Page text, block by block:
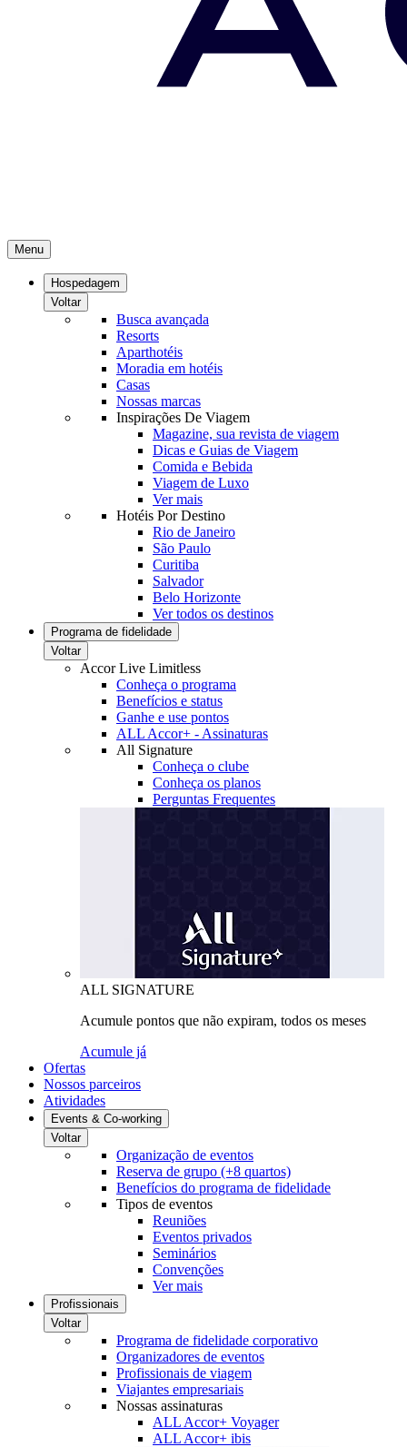
Menu
Hospedagem
Voltar
Busca avançada
Resorts
Aparthotéis
Moradia em hotéis
Casas
Nossas marcas
Inspirações De Viagem
Magazine, sua revista de viagem
Dicas e Guias de Viagem
Comida e Bebida
Viagem de Luxo
Ver mais
Hotéis Por Destino
Rio de Janeiro
São Paulo
Curitiba
Salvador
Belo Horizonte
Ver todos os destinos
Programa de fidelidade
Voltar
Accor Live Limitless
Conheça o programa
Benefícios e status
Ganhe e use pontos
ALL Accor+ - Assinaturas
All Signature
Conheça o clube
Conheça os planos
Perguntas Frequentes
ALL SIGNATURE
Acumule pontos que não expiram, todos os meses
Acumule já
Ofertas
Nossos parceiros
Atividades
Events & Co-working
Voltar
Organização de eventos
Reserva de grupo (+8 quartos)
Benefícios do programa de fidelidade
Tipos de eventos
Reuniões
Eventos privados
Seminários
Convenções
Ver mais
Profissionais
Voltar
Programa de fidelidade corporativo
Organizadores de eventos
Profissionais de viagem
Viajantes empresariais
Nossas assinaturas
ALL Accor+ Voyager
ALL Accor+ ibis